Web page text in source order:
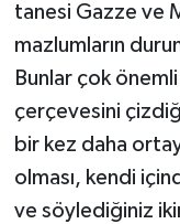
tanesi Gazze ve
mazlumların
Bunlar çok
çerçevesini
bir kez daha
olması, kendi
ve söylediğiniz